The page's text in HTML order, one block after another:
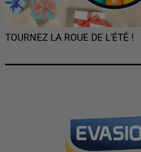
TOURNEZ LA ROUE DE L'ÉTÉ !